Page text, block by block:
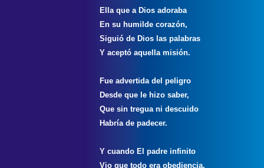
Ella que a Dios adoraba
En su humilde corazón,
Siguió de Dios las palabras
Y aceptó aquella misión.
Fue advertida del peligro
Desde que le hizo saber,
Que sin tregua ni descuido
Habría de padecer.
Y cuando El padre infinito
Vio que todo era obediencia,